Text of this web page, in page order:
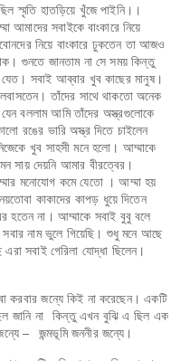
স্মৃতি হাতড়িয়ে খুঁজে পাইনি।।
সবাইকে বাংকারে নিয়ে
নিয়ে বাংকারে ঢুকতেন তা আজও
গুনতে জানতাম না সে সময় কিন্তু
সবাই আব্বার খুব কাছের মানুষ।
তাঁদের সাথে থাকতো অনেক
বললাম আমি তাঁদের অস্ত্রগুলোকে
রঙের ভারি অস্ত্র দিতে চাইলেন
খুব সাহসী মনে হলো। আম্মাকে
সায় দেয়নি আমার বীরত্বের।
মনোযোগ কমে যেতো । আম্মা হয়
কাকাদের কাপড় ধুয়ে দিতেন
হতেন না। আম্মাকে সবাই বুবু বলে
নাম ভুলে গিয়েছি। শুধু মনে আছে
সবাই গেরিলা যোদ্ধা ছিলেন।
করবার জন্যে কিই না করেছেন। একটি
জানি না কিন্তু এখন বুঝি এ ছিল এক
– জন্মভূমি জননীর জন্যে।